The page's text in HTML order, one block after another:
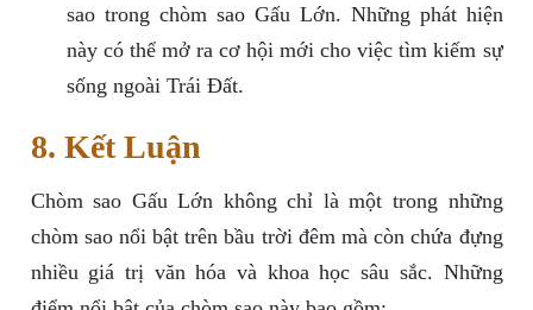
sao trong chòm sao Gấu Lớn. Những phát hiện
này có thể mở ra cơ hội mới cho việc tìm kiếm sự
sống ngoài Trái Đất.
8. Kết Luận
Chòm sao Gấu Lớn không chỉ là một trong những
chòm sao nổi bật trên bầu trời đêm mà còn chứa đựng
nhiều giá trị văn hóa và khoa học sâu sắc. Những